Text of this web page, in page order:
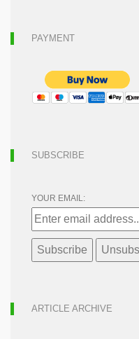
PAYMENT
SUBSCRIBE
YOUR EMAIL:
ARTICLE ARCHIVE